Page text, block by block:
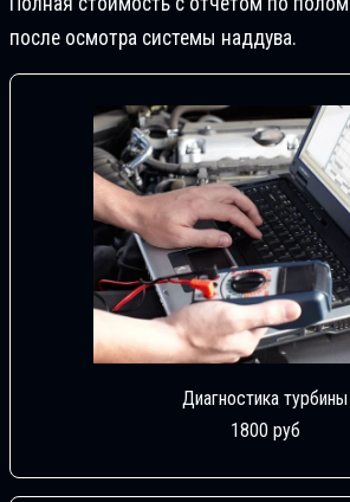
после осмотра системы наддува.
Диагностика турбины
1800 руб